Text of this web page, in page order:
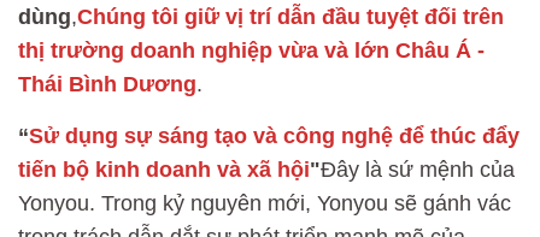
dùng,Chúng tôi giữ vị trí dẫn đầu tuyệt đối trên
thị trường doanh nghiệp vừa và lớn Châu Á -
Thái Bình Dương.
“Sử dụng sự sáng tạo và công nghệ để thúc đẩy
tiến bộ kinh doanh và xã hội"Đây là sứ mệnh của
Yonyou. Trong kỷ nguyên mới, Yonyou sẽ gánh vác